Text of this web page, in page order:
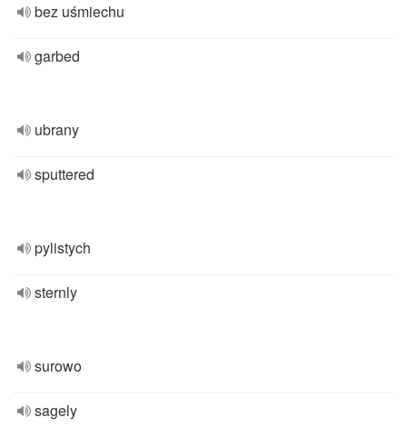
bez uśmiechu
garbed
ubrany
sputtered
pylistych
sternly
surowo
sagely